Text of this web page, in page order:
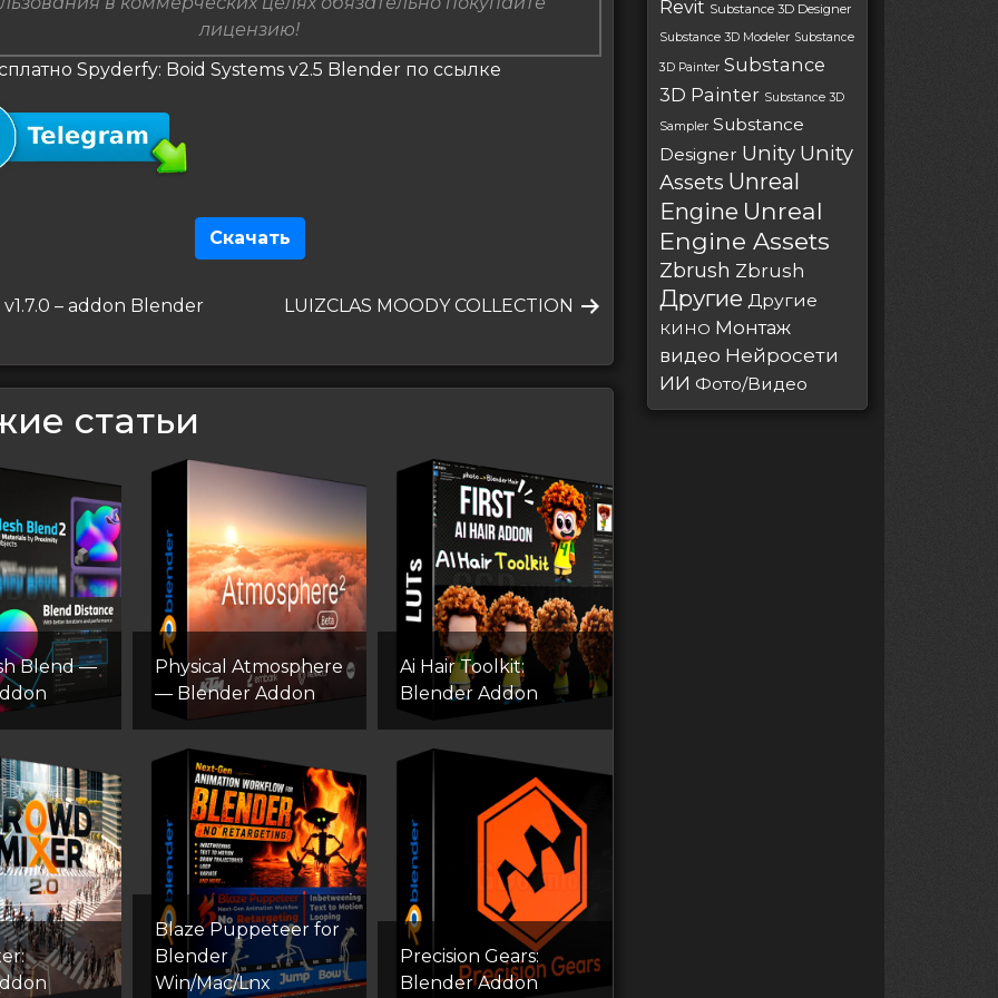
лицензию!
Spyderfy: Boid Systems v2.5 Blender по ссылке
Скачать
v1.7.0 – addon Blender
Следующая
LUIZCLAS MOODY COLLECTION
статьи
Blend —
Physical Atmosphere
— Blender Addon
Ai Hair Toolkit:
Blender Addon
Blaze Puppeteer for
Blender
Win/Mac/Lnx
Precision Gears:
Blender Addon
Revit Substance 3D Designer
Substance 3D Modeler Substance
3D Painter Substance
3D Painter Substance 3D
Sampler Substance
Designer Unity Unity
Assets Unreal
Engine Unreal
Engine Assets
Zbrush Zbrush
Другие Другие
КИНО Монтаж
видео Нейросети
ИИ Фото/Видео